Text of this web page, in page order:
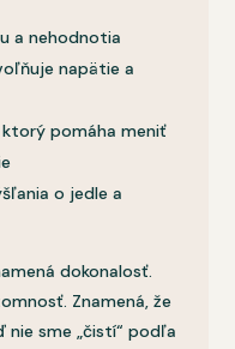
a nehodnotia
napätie a
ktorý pomáha meniť
o jedle a
dokonalosť.
Znamená, že
sme „čistí“ podľa